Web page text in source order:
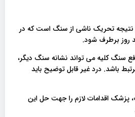
تحریک ناشی از سنگ است که در
روز برطرف شود.
سنگ کلیه می تواند نشانه سنگ دیگر،
باشد. درد غیر قابل توضیح باید
اقدامات لازم را جهت حل این